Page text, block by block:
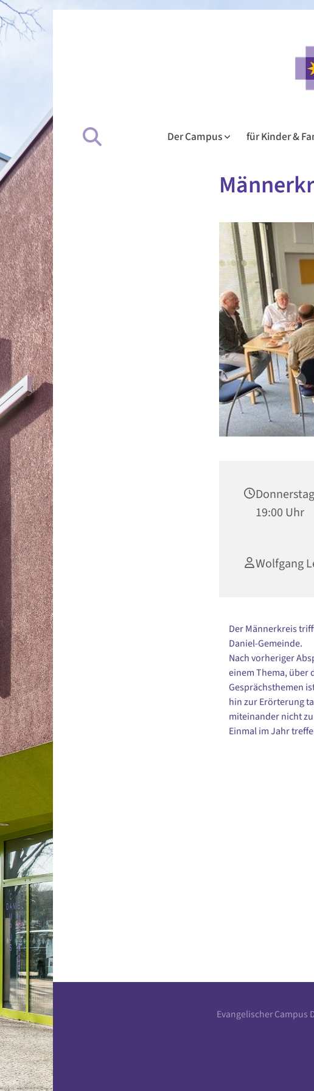
Der Campus für Kinder &
19:00 Uhr
Wolfgang
Der Männerkreis
Daniel-Gemeinde.
Nach vorheriger
einem Thema, über
Gesprächsthemen
hin zur Erörterung
miteinander nicht
Einmal im Jahr
Evangelischer Campus